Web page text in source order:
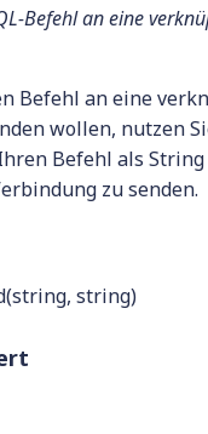
Befehl an eine
Befehl an eine
wollen, nutzen
Befehl als
zu senden.
string)